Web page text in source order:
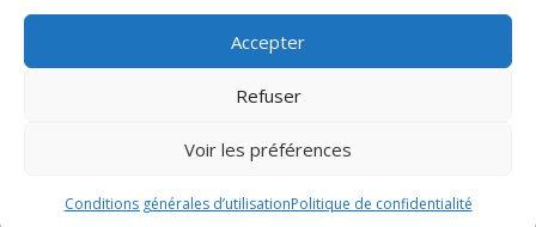
Accepter
Refuser
Voir les préférences
Conditions générales d’utilisationPolitique de confidentialité
425 3ième rue
Chibougamau, QC
© 2023 Piscines Nordic Tous droits réservés.